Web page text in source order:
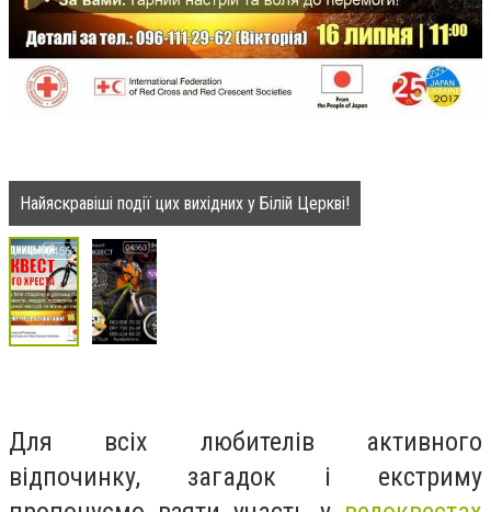
Найяскравіші події цих вихідних у Білій Церкві!
Для всіх любителів активного
відпочинку, загадок і екстриму